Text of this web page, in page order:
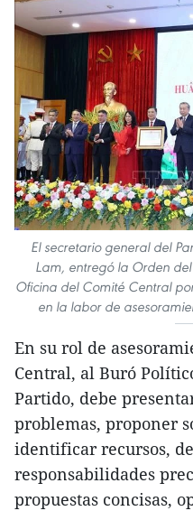
El secretario general del
Lam, entregó la Orden
Oficina del Comité Central
en la labor de
En su rol de
Central, al Buró
Partido, debe
problemas, proponer
identificar recursos,
responsabilidades
propuestas concisas,